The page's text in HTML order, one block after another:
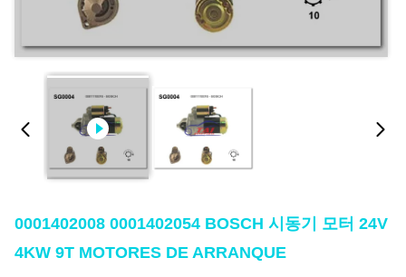
0001402008 0001402054 BOSCH 시동기 모터 24V
4KW 9T MOTORES DE ARRANQUE